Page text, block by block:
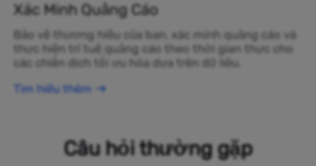
Xác Minh Quảng Cáo
Bảo vệ thương hiệu của bạn, xác minh quảng cáo và
thực hiện trí tuệ quảng cáo theo thời gian thực cho
các chiến dịch tối ưu hóa dựa trên dữ liệu.
Tìm hiểu thêm
Câu hỏi thường gặp